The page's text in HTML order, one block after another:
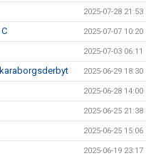
2025-07-28 21:53
2025-07-07 10:20
2025-07-03 06:11
2025-06-29 18:30
2025-06-28 14:00
2025-06-25 21:38
2025-06-25 15:06
2025-06-19 23:17